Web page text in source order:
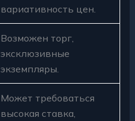
вариативность цен.
Возможен торг,
эксклюзивные
экземпляры.
Может требоваться
высокая ставка,